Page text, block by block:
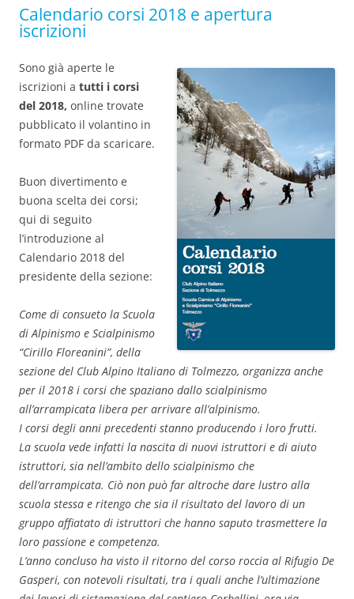
Calendario corsi 2018 e apertura
iscrizioni
Sono già aperte le
iscrizioni a tutti i corsi
del 2018, online trovate
pubblicato il volantino in
formato PDF da scaricare.
Buon divertimento e
buona scelta dei corsi;
qui di seguito
l’introduzione al
Calendario 2018 del
presidente della sezione:
Come di consueto la Scuola
di Alpinismo e Scialpinismo
“Cirillo Floreanini”, della
sezione del Club Alpino Italiano di Tolmezzo, organizza anche
per il 2018 i corsi che spaziano dallo scialpinismo
all’arrampicata libera per arrivare all’alpinismo.
I corsi degli anni precedenti stanno producendo i loro frutti.
La scuola vede infatti la nascita di nuovi istruttori e di aiuto
istruttori, sia nell’ambito dello scialpinismo che
dell’arrampicata. Ciò non può far altroche dare lustro alla
scuola stessa e ritengo che sia il risultato del lavoro di un
gruppo affiatato di istruttori che hanno saputo trasmettere la
loro passione e competenza.
L’anno concluso ha visto il ritorno del corso roccia al Rifugio De
Gasperi, con notevoli risultati, tra i quali anche l’ultimazione